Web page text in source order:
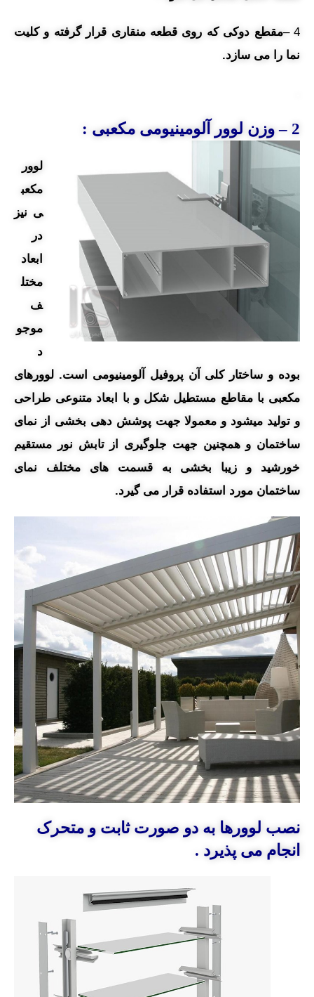
4 –
مقطع دوکی که روی قطعه منقاری قرار گرفته و کلیت
نما را می سازد.
2 – وزن لوور آلومینیومی مکعبی :
لوور
مکعب
ی نیز
در
ابعاد
مختل
ف
موجو
د
بوده و ساختار کلی آن پروفيل آلومينيومی است. لوورهای
مکعبی با مقاطع مستطیل شکل و با ابعاد متنوعی طراحی
و تولید میشود و معمولا جهت پوشش دهی بخشی از نمای
ساختمان و همچنین جهت جلوگیری از تابش نور مستقیم
خورشید و زیبا بخشی به قسمت های مختلف نمای
ساختمان مورد استفاده قرار می گیرد.
نصب لوورها به دو صورت ثابت و متحرک
انجام می پذیرد .